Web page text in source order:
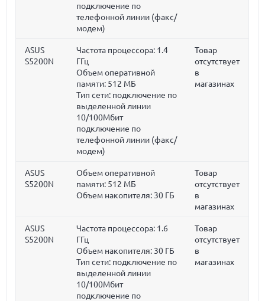
подключение по
телефонной линии (факс/
модем)
ASUS
S5200N
Частота процессора: 1.4
ГГц
Объем оперативной
памяти: 512 МБ
Тип сети: подключение по
выделенной линии
10/100Мбит
подключение по
телефонной линии (факс/
модем)
Товар
отсутствует
в
магазинах
ASUS
S5200N
Объем оперативной
памяти: 512 МБ
Объем накопителя: 30 ГБ
Товар
отсутствует
в
магазинах
ASUS
S5200N
Частота процессора: 1.6
ГГц
Объем накопителя: 30 ГБ
Тип сети: подключение по
выделенной линии
10/100Мбит
подключение по
Товар
отсутствует
в
магазинах